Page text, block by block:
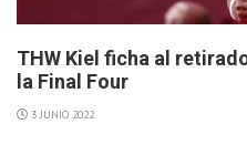
THW Kiel ficha al
la Final Four
3 JUNIO 2022